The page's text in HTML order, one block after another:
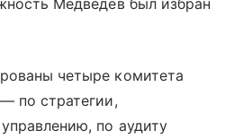
четыре комитета
по стратегии,
по аудиту